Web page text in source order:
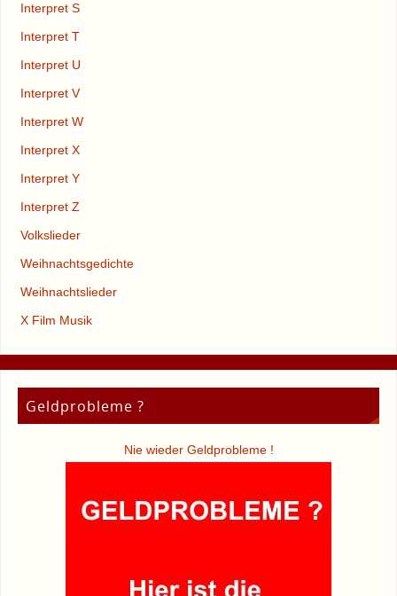
Interpret S
Interpret T
Interpret U
Interpret V
Interpret W
Interpret X
Interpret Y
Interpret Z
Volkslieder
Weihnachtsgedichte
Weihnachtslieder
X Film Musik
Geldprobleme ?
Nie wieder Geldprobleme !